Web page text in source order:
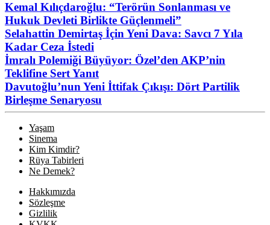
Kemal Kılıçdaroğlu: “Terörün Sonlanması ve
Hukuk Devleti Birlikte Güçlenmeli”
Selahattin Demirtaş İçin Yeni Dava: Savcı 7 Yıla
Kadar Ceza İstedi
İmralı Polemiği Büyüyor: Özel’den AKP’nin
Teklifine Sert Yanıt
Davutoğlu’nun Yeni İttifak Çıkışı: Dört Partilik
Birleşme Senaryosu
Yaşam
Sinema
Kim Kimdir?
Rüya Tabirleri
Ne Demek?
Hakkımızda
Sözleşme
Gizlilik